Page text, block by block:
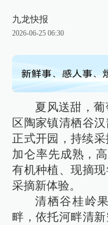
九龙快报
2026-06-25 06:30
夏风送甜，
区陶家镇清栖谷
正式开园，持续
加仑率先成熟，
有机种植、现摘
采摘新体验。
清栖谷桂岭
畔，依托河畔清